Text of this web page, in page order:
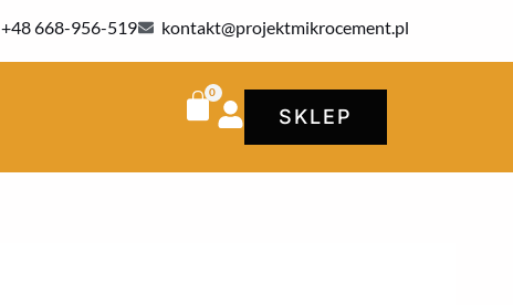
+48 668-956-519 kontakt@projektmikrocement.pl
SKLEP